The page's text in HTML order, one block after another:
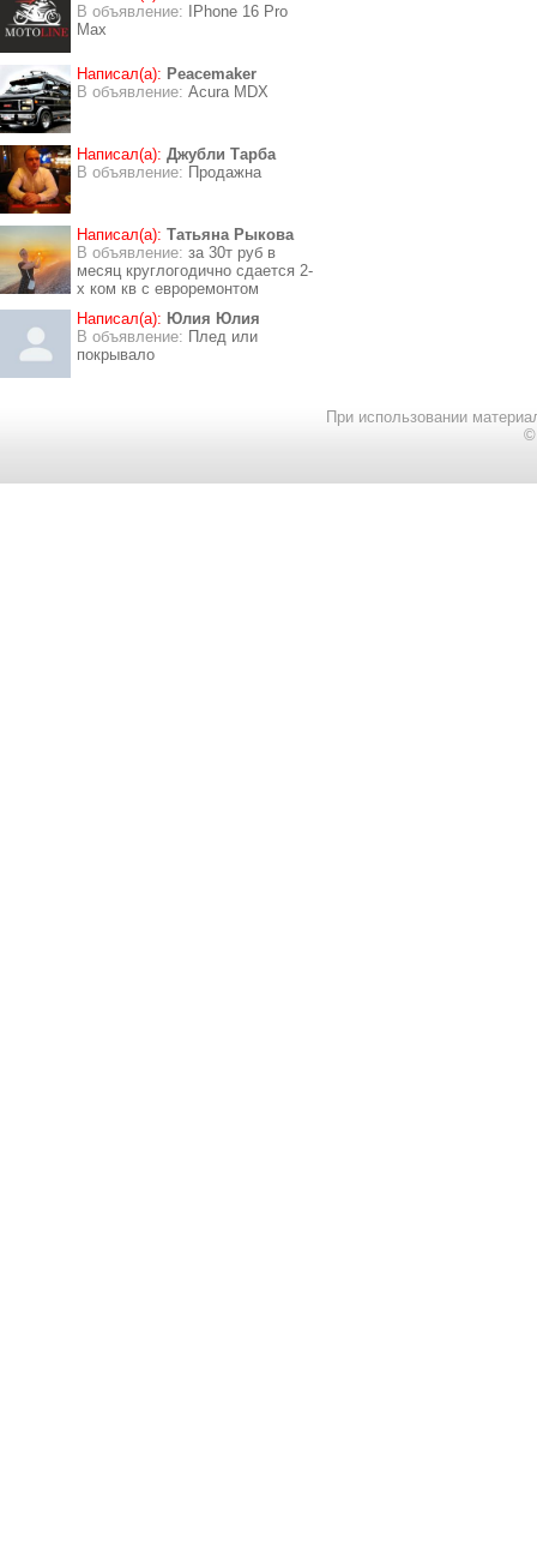
В объявление:
IPhone 16 Pro
Max
Написал(а): Peacemaker
В объявление: Acura MDX
Написал(а): Джубли Тарба
В объявление: Продажна
Написал(а): Татьяна Рыкова
В объявление: за 30т руб в
месяц круглогодично сдается 2-
х ком кв с евроремонтом
Написал(а): Юлия Юлия
В объявление: Плед или
покрывало
При использовании